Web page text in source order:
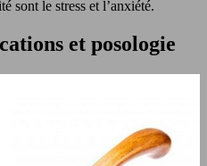
sont le stress et l’anxiété.
et posologie